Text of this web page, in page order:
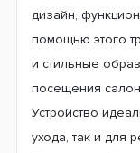
дизайн,
помощью этого
и стильные
посещения
Устройство
ухода, так и для